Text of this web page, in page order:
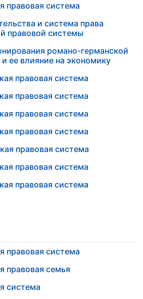
правовая система
и система права
правовой системы
романо-германской
ее влияние на экономику
правовая система
правовая система
правовая система
правовая система
правовая система
правовая система
правовая система
правовая система
правовая семья
система